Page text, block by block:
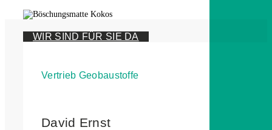
WIR SIND FÜR SIE DA
Vertrieb Geobaustoffe
David Ernst